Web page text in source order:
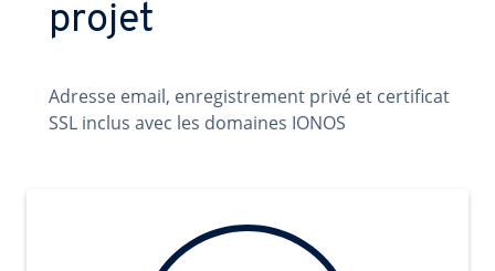
projet
Adresse email, enregistrement privé et certificat
SSL inclus avec les domaines IONOS